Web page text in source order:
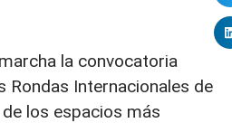
la convocatoria
Rondas Internacionales de
los espacios más